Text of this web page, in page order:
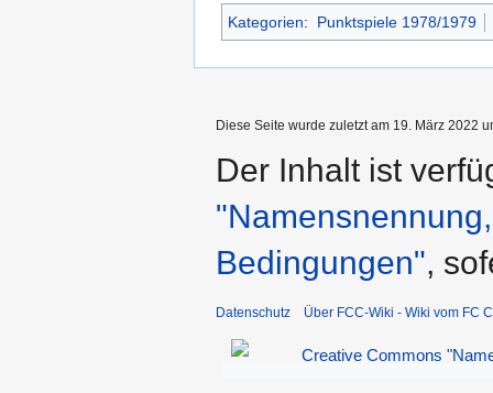
Kategorien: Punktspiele 1978/1979
Diese Seite wurde zuletzt am 19. März 2022
Der Inhalt ist
Bedingungen",
Datenschutz Über FCC-Wiki - Wiki vom FC